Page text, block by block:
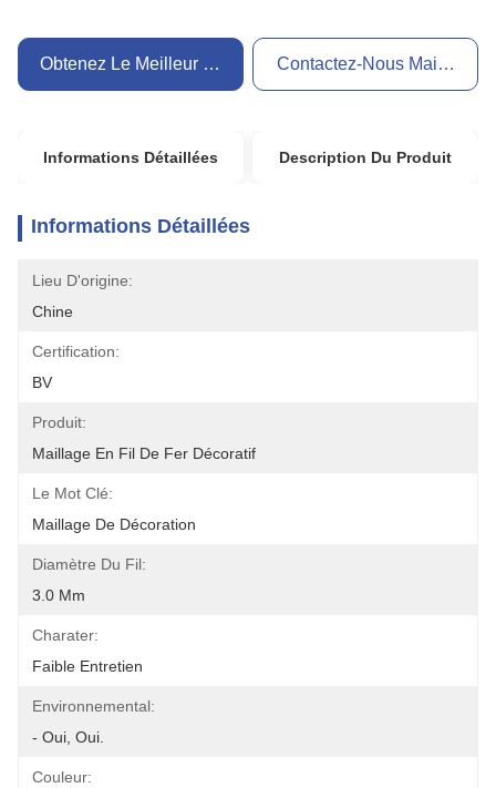
Obtenez Le Meilleur Prix Contactez-Nous Maintenant
Informations Détaillées Description Du Produit
Informations Détaillées
Lieu D'origine:
Chine
Certification:
BV
Produit:
Maillage En Fil De Fer Décoratif
Le Mot Clé:
Maillage De Décoration
Diamètre Du Fil:
3.0 Mm
Charater:
Faible Entretien
Environnemental:
- Oui, Oui.
Couleur: